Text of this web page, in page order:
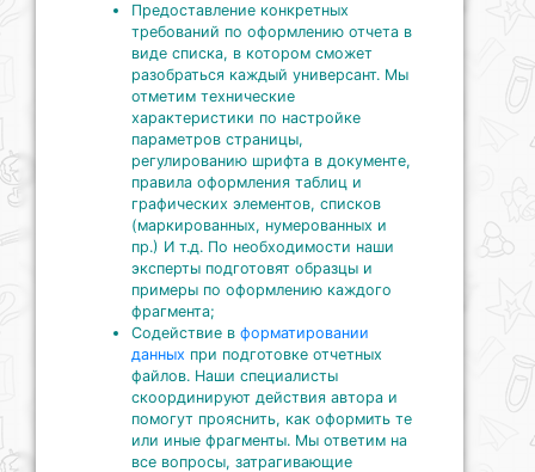
Предоставление конкретных
требований по оформлению отчета в
виде списка, в котором сможет
разобраться каждый универсант. Мы
отметим технические
характеристики по настройке
параметров страницы,
регулированию шрифта в документе,
правила оформления таблиц и
графических элементов, списков
(маркированных, нумерованных и
пр.) И т.д. По необходимости наши
эксперты подготовят образцы и
примеры по оформлению каждого
фрагмента;
Содействие в форматировании
данных при подготовке отчетных
файлов. Наши специалисты
скоординируют действия автора и
помогут прояснить, как оформить те
или иные фрагменты. Мы ответим на
все вопросы, затрагивающие